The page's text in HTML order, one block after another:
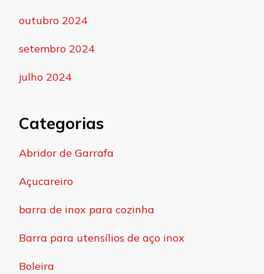
outubro 2024
setembro 2024
julho 2024
Categorias
Abridor de Garrafa
Açucareiro
barra de inox para cozinha
Barra para utensílios de aço inox
Boleira